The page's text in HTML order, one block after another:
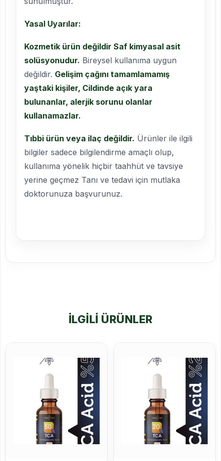
Yasal Uyarılar:
Kozmetik ürün değildir Saf kimyasal asit
solüsyonudur. Bireysel kullanıma uygun
değildir. Gelişim çağını tamamlamamış
yaştaki kişiler, Cildinde açık yara
bulunanlar, alerjik sorunu olanlar
kullanamazlar.
Tıbbi ürün veya ilaç değildir. Ürünler ile ilgili
bilgiler sadece bilgilendirme amaçlı olup,
kullanıma yönelik hiçbir taahhüt ve tavsiye
yerine geçmez Tanı ve tedavi için mutlaka
doktorunuza başvurunuz.
İLGILI ÜRÜNLER